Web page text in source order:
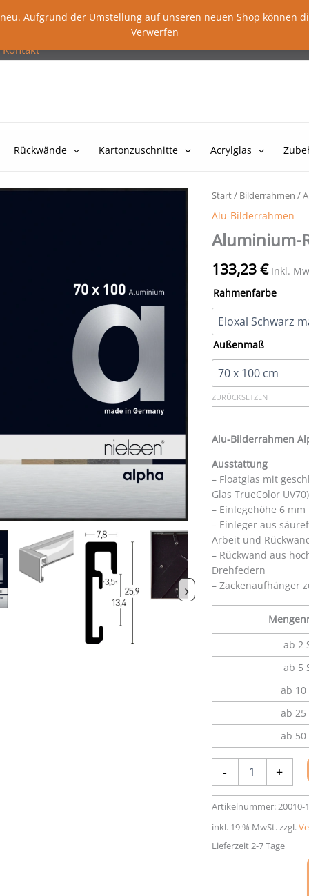
Aufgrund der Umstellung auf unseren neuen Shop können
Verwerfen
Kontakt
Rückwände Kartonzuschnitte Acrylglas
›
Start/ Bilderrahmen /
Alu-Bilderrahmen
Aluminium-
133,23€ Inkl.
Rahmenfarbe
Außenmaß
ZURÜCKSETZEN
Alu-Bilderrahmen
Ausstattung
– Floatglas mit
Glas TrueColor UV70)
– Einlegehöhe 6 mm
– Einleger aus
Arbeit und
– Rückwand aus
Drehfedern
– Zackenaufhänger
ab 2
ab 5
ab 10
ab 25
ab 50
-
Rahmen
Alpha
+
Artikelnummer:20010-
inkl. 19 % MwSt.zzgl.
Lieferzeit 2-7 Tage